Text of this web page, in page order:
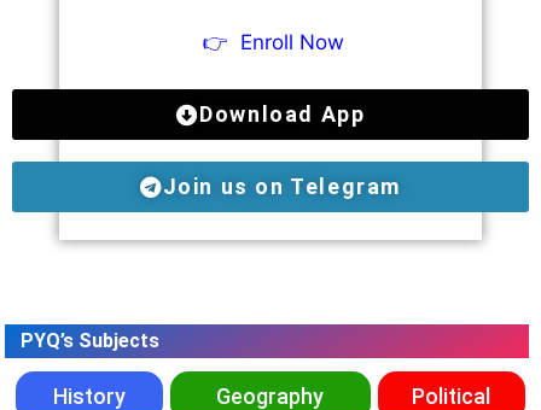
👉 Enroll Now
Download App
Join us on Telegram
PYQ’s Subjects
History Geography Political